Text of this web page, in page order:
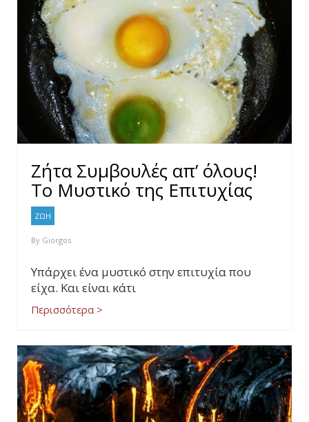
Ζήτα Συμβουλές απ’ όλους!
Το Μυστικό της Επιτυχίας
ΖΩΗ
By Giorgos
Υπάρχει ένα μυστικό στην επιτυχία που
είχα. Και είναι κάτι
Περισσότερα >